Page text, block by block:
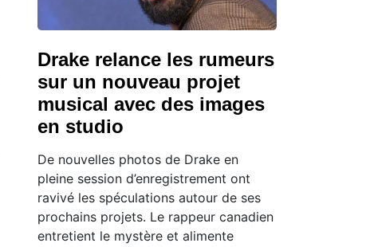
Drake relance les rumeurs
sur un nouveau projet
musical avec des images
en studio
De nouvelles photos de Drake en
pleine session d’enregistrement ont
ravivé les spéculations autour de ses
prochains projets. Le rappeur canadien
entretient le mystère et alimente